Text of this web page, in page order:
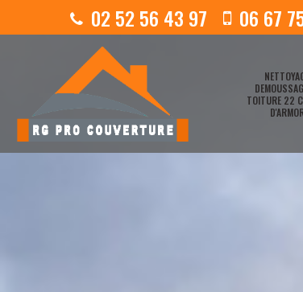
02 52 56 43 97 06 67
TOITURE 22